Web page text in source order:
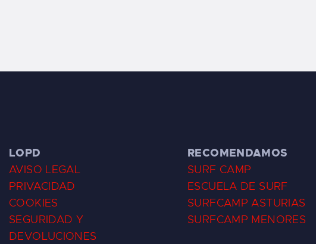
LOPD
AVISO LEGAL
PRIVACIDAD
COOKIES
SEGURIDAD Y
DEVOLUCIONES
RECOMENDAMOS
SURF CAMP
ESCUELA DE SURF
SURFCAMP ASTURIAS
SURFCAMP MENORES